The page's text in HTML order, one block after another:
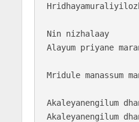
Nin nizhalaay
Alayum priyane
Mridule manassum
Akaleyanengilum
Akaleyanengilum